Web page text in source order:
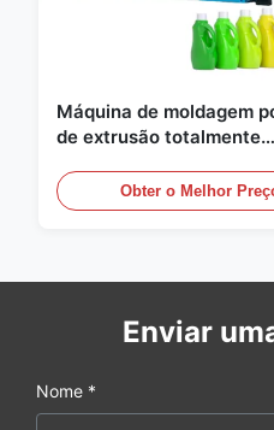
Máquina de moldagem
de extrusão totalmente
Obter o Melhor
Enviar
Nome *